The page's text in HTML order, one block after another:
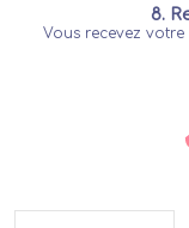
8.
Vous recevez